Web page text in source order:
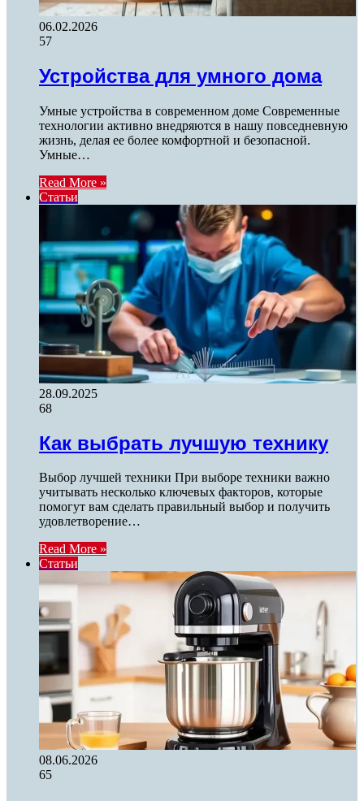
06.02.2026
57
Устройства для умного дома
Умные устройства в современном доме Современные
технологии активно внедряются в нашу повседневную
жизнь, делая ее более комфортной и безопасной.
Умные…
Read More »
Статьи
28.09.2025
68
Как выбрать лучшую технику
Выбор лучшей техники При выборе техники важно
учитывать несколько ключевых факторов, которые
помогут вам сделать правильный выбор и получить
удовлетворение…
Read More »
Статьи
08.06.2026
65